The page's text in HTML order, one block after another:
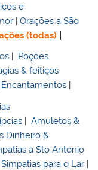
e
|Orações a São
(todas)
| Poções
& feitiços
Encantamentos |
|Amuletos &
Dinheiro &
a Sto Antonio
Simpatias para o Lar |